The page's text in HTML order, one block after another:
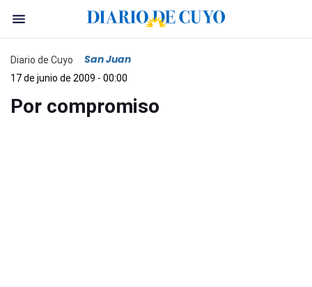
Diario de Cuyo San Juan
17 de junio de 2009 - 00:00
Por compromiso